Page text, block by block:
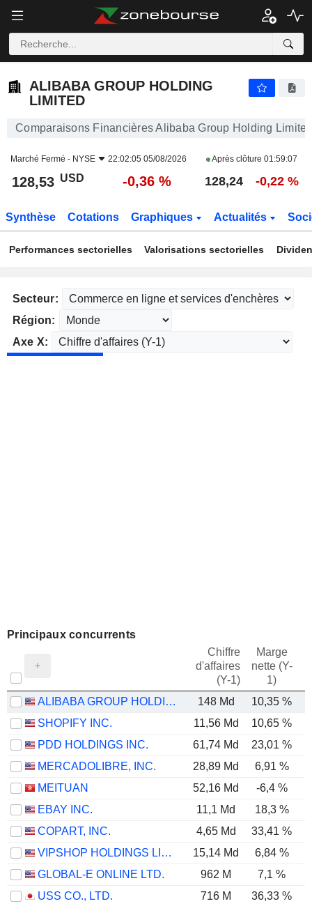
ALIBABA GROUP HOLDING
LIMITED
Comparaisons Financières Alibaba Group Holding
Marché Fermé - NYSE 22:02:05 05/08/2026 Après clôture 01:59:07
128,53 USD -0,36 % 128,24 -0,22 %
Synthèse Cotations Graphiques Actualités
Performances sectorielles Valorisations sectorielles
Secteur:
Région:
Axe X:
Principaux concurrents
Chiffre
d'affaires
(Y-1)
Marge
nette (Y-
1)
ALIBABA GROUP HOLDING LIMITED 148 Md
10,35 %
SHOPIFY INC.
11,56 Md 10,65 %
PDD HOLDINGS INC.
61,74 Md 23,01 %
MERCADOLIBRE, INC.
28,89 Md 6,91 %
MEITUAN
52,16 Md -6,4 %
EBAY INC.
11,1 Md 18,3 %
COPART, INC.
4,65 Md 33,41 %
VIPSHOP HOLDINGS LIMITED
15,14 Md 6,84 %
GLOBAL-E ONLINE LTD.
962 M 7,1 %
USS CO., LTD.
716 M 36,33 %